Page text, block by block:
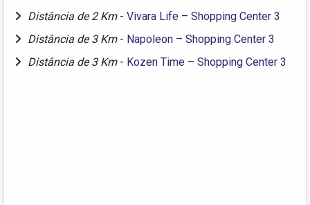
Distância de 2 Km - Vivara Life – Shopping Center 3
Distância de 3 Km - Napoleon – Shopping Center 3
Distância de 3 Km - Kozen Time – Shopping Center 3